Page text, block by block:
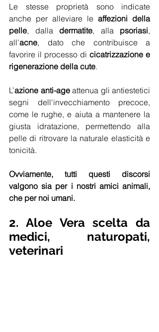
Le stesse proprietà sono indicate
anche per alleviare le affezioni della
pelle, dalla dermatite, alla psoriasi,
all’acne, dato che contribuisce a
favorire il processo di cicatrizzazione e
rigenerazione della cute.
L’azione anti-age attenua gli antiestetici
segni dell'invecchiamento precoce,
come le rughe, e aiuta a mantenere la
giusta idratazione, permettendo alla
pelle di ritrovare la naturale elasticità e
tonicità.
Ovviamente, tutti questi discorsi
valgono sia per i nostri amici animali,
che per noi umani.
2. Aloe Vera scelta da
medici, naturopati,
veterinari